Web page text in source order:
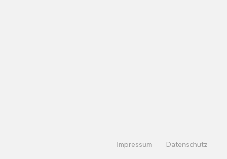
Impressum Datenschutz